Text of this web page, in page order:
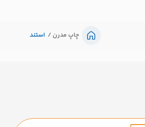
چاپ مدرن استند